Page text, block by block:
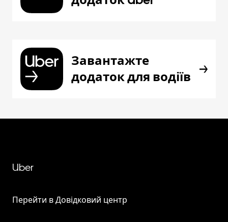
Завантажте
додаток для водіїв
Uber
Перейти в Довідковий центр